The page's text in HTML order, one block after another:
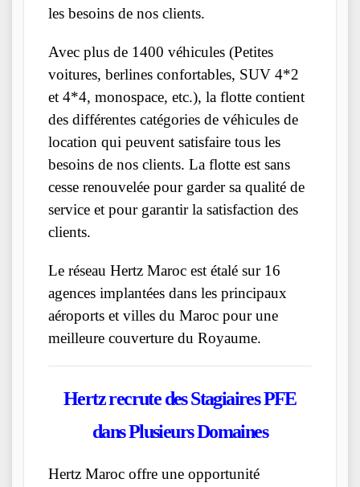
les besoins de nos clients.
Avec plus de 1400 véhicules (Petites
voitures, berlines confortables, SUV 4*2
et 4*4, monospace, etc.), la flotte contient
des différentes catégories de véhicules de
location qui peuvent satisfaire tous les
besoins de nos clients. La flotte est sans
cesse renouvelée pour garder sa qualité de
service et pour garantir la satisfaction des
clients.
Le réseau Hertz Maroc est étalé sur 16
agences implantées dans les principaux
aéroports et villes du Maroc pour une
meilleure couverture du Royaume.
Hertzrecrute des Stagiaires PFE
dans Plusieurs Domaines
Hertz Maroc offre une opportunité